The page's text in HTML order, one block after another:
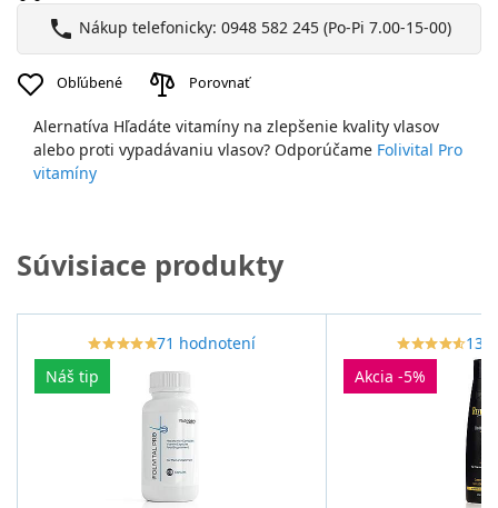
phone Nákup telefonicky: 0948 582 245 (Po-Pi 7.00-15-00)
Obľúbené Porovnať
Alernatíva Hľadáte vitamíny na zlepšenie kvality vlasov
alebo proti vypadávaniu vlasov? Odporúčame Folivital Pro
vitamíny
Súvisiace produkty
star_borderstar_borderstar_borderstar_borderstar_border
starstarstarstarstar71 hodnotení
Náš tip
star_borderstar_borderstar_borderstar_borderstar_border
starstarstarstarstar13
Akcia -5%